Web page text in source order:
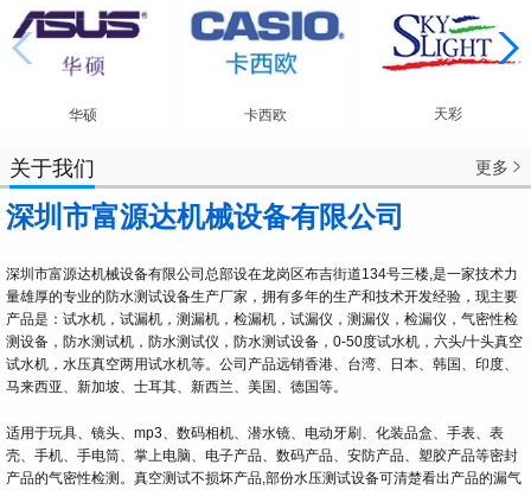
华硕 卡西欧 天彩
关于我们 更多 
深圳市富源达机械设备有限公司
深圳市富源达机械设备有限公司总部设在龙岗区布吉街道134号三楼,是一家技术力
量雄厚的专业的防水测试设备生产厂家，拥有多年的生产和技术开发经验，现主要
产品是：试水机，试漏机，测漏机，检漏机，试漏仪，测漏仪，检漏仪，气密性检
测设备，防水测试机，防水测试仪，防水测试设备，0-50度试水机，六头/十头真空
试水机，水压真空两用试水机等。公司产品远销香港、台湾、日本、韩国、印度、
马来西亚、新加坡、士耳其、新西兰、美国、德国等。
适用于玩具、镜头、mp3、数码相机、潜水镜、电动牙刷、化装品盒、手表、表
壳、手机、手电筒、掌上电脑、电子产品、数码产品、安防产品、塑胶产品等密封
产品的气密性检测。真空测试不损坏产品,部份水压测试设备可清楚看出产品的漏气